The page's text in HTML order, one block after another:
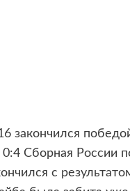
закончился
Сборная России
с